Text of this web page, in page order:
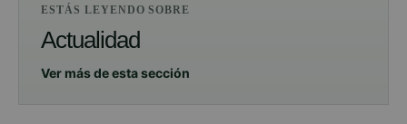
ESTÁS LEYENDO SOBRE
Actualidad
Ver más de esta sección